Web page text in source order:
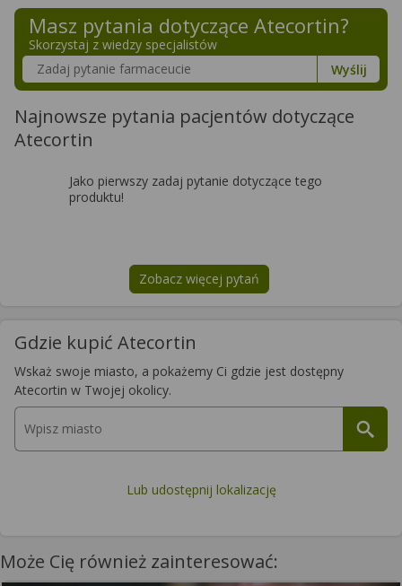
Masz pytania dotyczące Atecortin?
Skorzystaj z wiedzy specjalistów
Szukaj w poradnikach o zdrowiu
Wyślij
Najnowsze pytania pacjentów dotyczące
Atecortin
Jako pierwszy zadaj pytanie dotyczące tego
produktu!
Zobacz więcej pytań
na tematAtecortin
Gdzie kupić Atecortin
Wskaż swoje miasto, a pokażemy Ci gdzie jest dostępny
Atecortin w Twojej okolicy.
Lub udostępnij lokalizację
Może Cię również zainteresować: